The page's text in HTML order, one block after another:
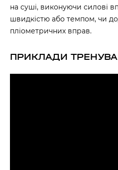
на суші, виконуючи силові
швидкістю або темпом, чи
пліометричних вправ.
ПРИКЛАДИ